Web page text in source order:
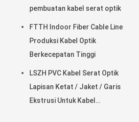
pembuatan kabel serat optik
FTTH Indoor Fiber Cable Line
Produksi Kabel Optik
Berkecepatan Tinggi
LSZH PVC Kabel Serat Optik
Lapisan Ketat / Jaket / Garis
Ekstrusi Untuk Kabel